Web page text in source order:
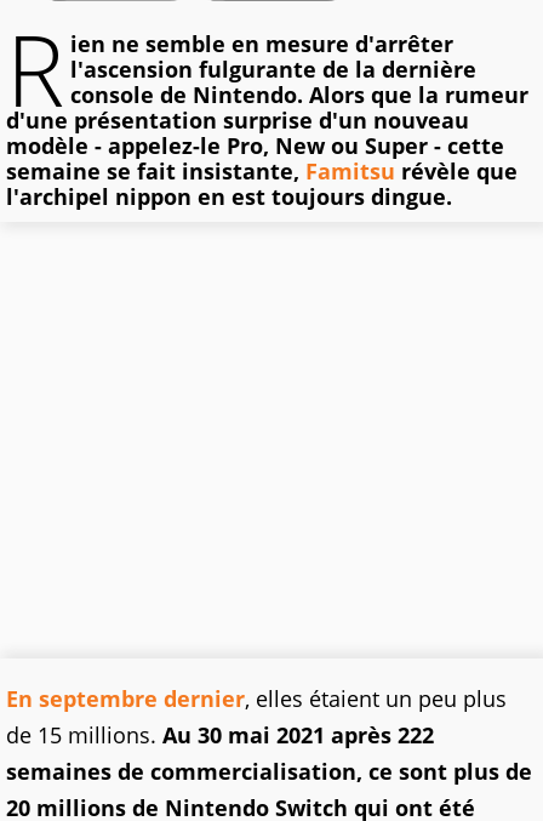
R ien ne semble en mesure d'arrêter
l'ascension fulgurante de la dernière
console de Nintendo. Alors que la rumeur
d'une présentation surprise d'un nouveau
modèle - appelez-le Pro, New ou Super - cette
semaine se fait insistante, Famitsu révèle que
l'archipel nippon en est toujours dingue.
En septembre dernier, elles étaient un peu plus
de 15 millions. Au 30 mai 2021 après 222
semaines de commercialisation, ce sont plus de
20 millions de Nintendo Switch qui ont été